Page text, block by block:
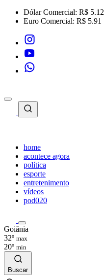
Dólar Comercial: R$ 5.12
Euro Comercial: R$ 5.91
home
acontece agora
política
esporte
entretenimento
vídeos
pod020
Goiânia
32º max
20º min
Buscar